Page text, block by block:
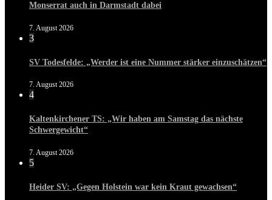
Monserrat auch in Darmstadt dabei
7. August 2026
3
SV Todesfelde: „Werder ist eine Nummer stärker einzuschätzen“
7. August 2026
4
Kaltenkirchener TS: „Wir haben am Samstag das nächste
Schwergewicht“
7. August 2026
5
Heider SV: „Gegen Holstein war kein Kraut gewachsen“